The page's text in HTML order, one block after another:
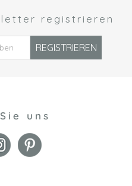
registrieren
REGISTRIEREN
uns